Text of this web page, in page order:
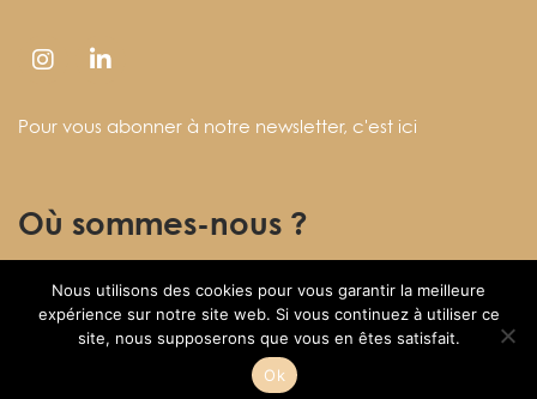
Pour vous abonner à notre newsletter, c'est ici
Où sommes-nous ?
27 rue des Fontenelles
78920 ECQUEVILLY
Nous utilisons des cookies pour vous garantir la meilleure
expérience sur notre site web. Si vous continuez à utiliser ce
site, nous supposerons que vous en êtes satisfait.
Ok